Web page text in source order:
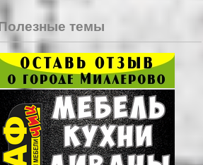
темы